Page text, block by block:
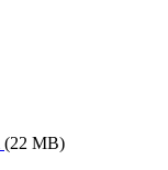
(22 MB)